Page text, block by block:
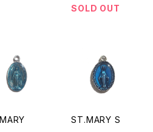
SOLD OUT
ST.MARY S